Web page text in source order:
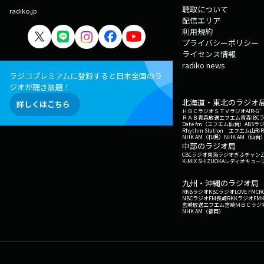
radiko.jp
ラジコプレミアムに登録すると日本全国のラ
ジオが聴き放題！
詳しくはこちら
聴取について
配信エリア
利用規約
プライバシーポリシー
ライセンス情報
radiko news
北海道・東北のラジオ
ＨＢＣラジオＳＴＶラジオAIR-G'
ＲＡＢ青森放送エフエム青森IBC
Date fm（エフエム仙台） ABSラ
Rhythm Station エフエム山形
NHK AM（札幌） NHK AM（仙台
中部のラジオ局
CBCラジオ東海ラジオぎふチャン
K-MIX SHIZUOKAレディオキュー
九州・沖縄のラジオ局
RKBラジオKBCラジオLOVE FM
NBCラジオFM長崎RKKラジオ
宮崎放送エフエム宮崎ＭＢＣラジ
NHK AM（福岡）